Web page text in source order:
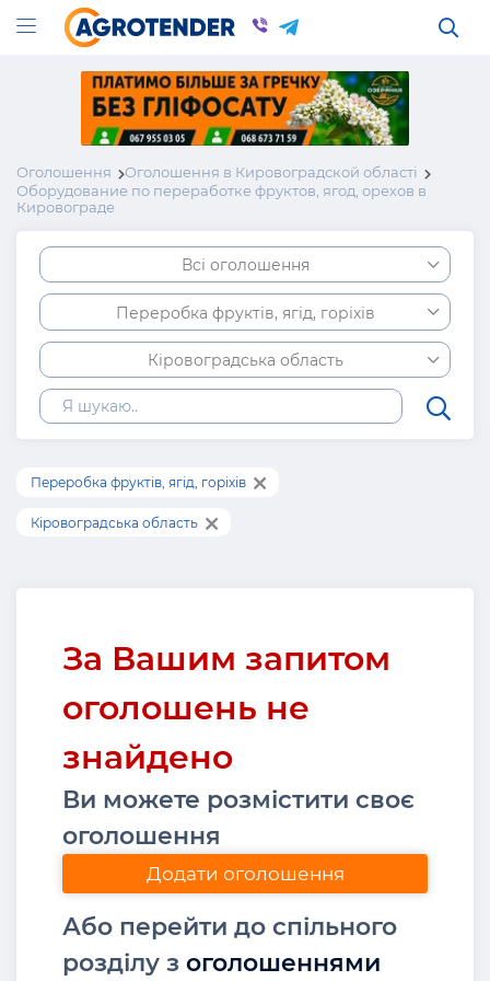
Оголошення
Оголошення в Кировоградской області
Оборудование по переработке фруктов, ягод, орехов в
Кировограде
Всі оголошення
Переробка фруктів, ягід, горіхів
Кіровоградська область
Переробка фруктів, ягід, горіхів
Кіровоградська область
За Вашим запитом
оголошень не
знайдено
Ви можете розмістити своє
оголошення
Додати оголошення
Або перейти до спільного
розділу з оголошеннями